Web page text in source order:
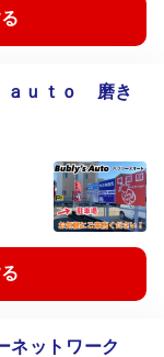
ａｕｔｏ 磨き
ネットワーク